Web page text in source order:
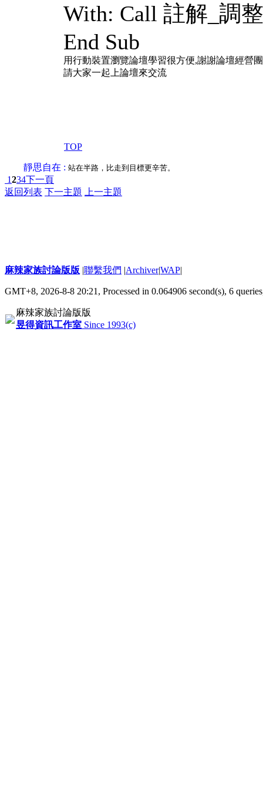
With: Call 註解_調
End Sub
用行動裝置瀏覽論壇學習很方便,謝謝論壇經營
請大家一起上論壇來交流
TOP
靜思自在 : 站在半路，比走到目標更辛苦。
1234下一頁
返回列表 下一主題 上一主題
麻辣家族討論版版 |聯繫我們 |Archiver|WAP|
GMT+8, 2026-8-8 20:21, Processed in 0.064906 second(s), 6
麻辣家族討論版版
昱得資訊工作室 Since 1993(c)